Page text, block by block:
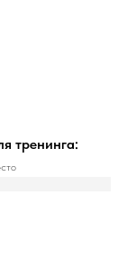
тренинга: